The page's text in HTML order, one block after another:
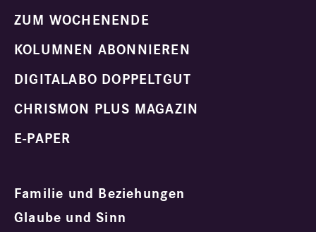
ZUM WOCHENENDE
KOLUMNEN ABONNIEREN
DIGITALABO DOPPELTGUT
CHRISMON PLUS MAGAZIN
E-PAPER
Familie und Beziehungen
Glaube und Sinn